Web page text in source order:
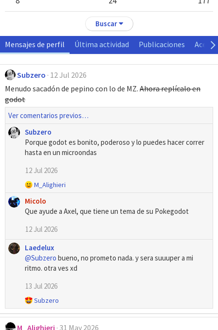
Buscar
Mensajes de perfil Última actividad Publicaciones Acerca
Subzero 12 Jul 2026
Menudo sacadón de pepino con lo de MZ. Ahora replícalo en
godot
Ver comentarios previos…
Subzero
Porque godot es bonito, poderoso y lo puedes hacer correr
hasta en un microondas
12 Jul 2026
R
a
c
i
n
e
s
M_Alighieri
Micolo
Que ayude a Axel, que tiene un tema de su Pokegodot
12 Jul 2026
Laedelux
@Subzero bueno, no prometo nada. y sera suuuper a mi
ritmo. otra ves xd
13 Jul 2026
R
e
a
c
Subzero
M_Alighieri 31 May 2026